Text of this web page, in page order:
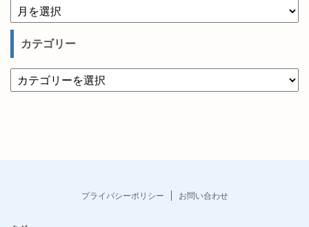
カテゴリー
プライバシーポリシー お問い合わせ